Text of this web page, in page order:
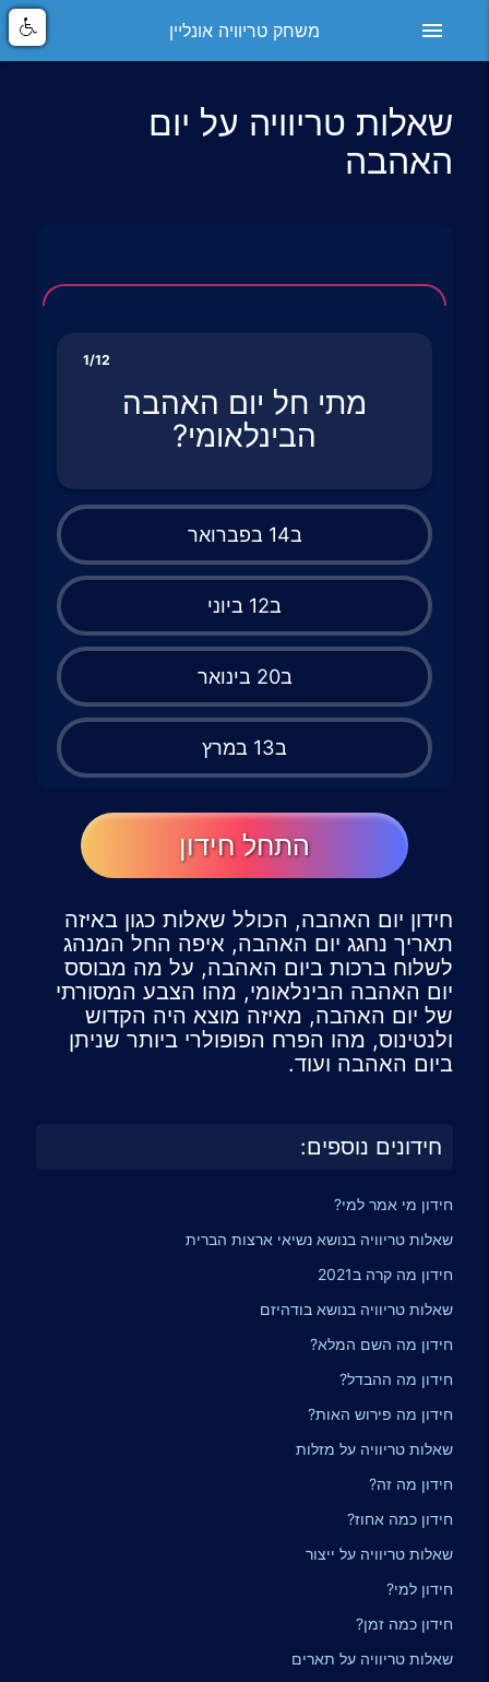
menu משחק טריוויה אונליין
שאלות טריוויה על יום
האהבה
1/12
מתי חל יום האהבה
הבינלאומי?
ב14 בפברואר
ב12 ביוני
ב20 בינואר
ב13 במרץ
התחל חידון
חידון יום האהבה, הכולל שאלות כגון באיזה
תאריך נחגג יום האהבה, איפה החל המנהג
לשלוח ברכות ביום האהבה, על מה מבוסס
יום האהבה הבינלאומי, מהו הצבע המסורתי
של יום האהבה, מאיזה מוצא היה הקדוש
ולנטינוס, מהו הפרח הפופולרי ביותר שניתן
ביום האהבה ועוד.
חידונים נוספים:
חידון מי אמר למי?
שאלות טריוויה בנושא נשיאי ארצות הברית
חידון מה קרה ב2021
שאלות טריוויה בנושא בודהיזם
חידון מה השם המלא?
חידון מה ההבדל?
חידון מה פירוש האות?
שאלות טריוויה על מזלות
חידון מה זה?
חידון כמה אחוז?
שאלות טריוויה על ייצור
חידון למי?
חידון כמה זמן?
שאלות טריוויה על תארים